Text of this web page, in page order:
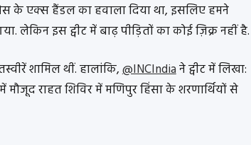
के एक्स हैंडल का हवाला दिया था, इसलिए हमने
लेकिन इस ट्वीट में बाढ़ पीड़ितों का कोई ज़िक्र नहीं है.
शामिल थीं. हालांकि,@INCIndiaने ट्वीट में लिखा:
मौजूद राहत शिविर में मणिपुर हिंसा के शरणार्थियों से